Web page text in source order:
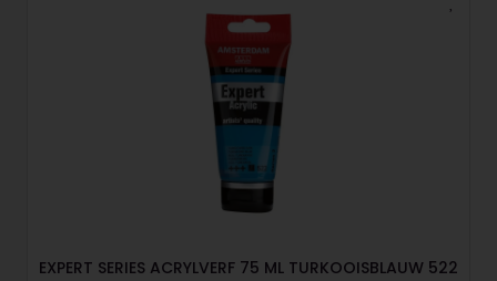
EXPERT SERIES ACRYLVERF 75 ML TURKOOISBLAUW 522